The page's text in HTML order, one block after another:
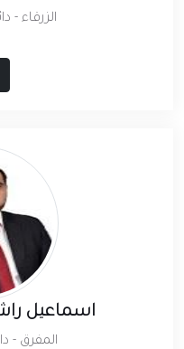
الزرقاء -
اسماعيل
المفرق -